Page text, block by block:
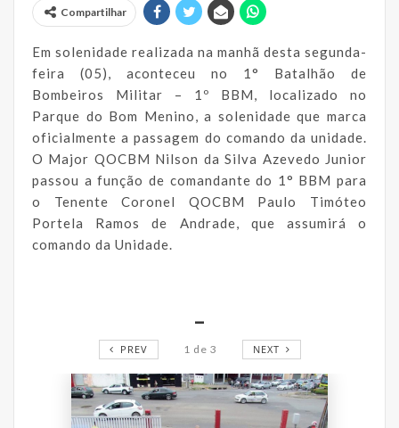
Compartilhar
Em solenidade realizada na manhã desta segunda-
feira (05), aconteceu no 1° Batalhão de
Bombeiros Militar – 1º BBM, localizado no
Parque do Bom Menino, a solenidade que marca
oficialmente a passagem do comando da unidade.
O Major QOCBM Nilson da Silva Azevedo Junior
passou a função de comandante do 1° BBM para
o Tenente Coronel QOCBM Paulo Timóteo
Portela Ramos de Andrade, que assumirá o
comando da Unidade.
PREV 1 de 3 NEXT